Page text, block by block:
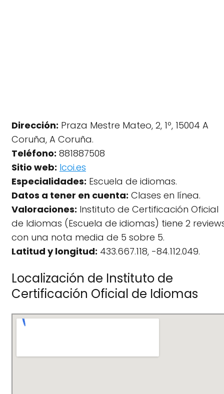
Dirección: Praza Mestre Mateo, 2, 1º, 15004 A
Coruña, A Coruña.
Teléfono: 881887508
Sitio web: Icoi.es
Especialidades: Escuela de idiomas.
Datos a tener en cuenta: Clases en línea.
Valoraciones: Instituto de Certificación Oficial
de Idiomas (Escuela de idiomas) tiene 2
con una nota media de 5 sobre 5.
Latitud y longitud: 433.667.118, -84.112.049.
Localización de Instituto de
Certificación Oficial de Idiomas